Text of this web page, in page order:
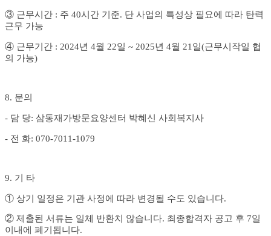
③ 근무시간 : 주 40시간 기준. 단 사업의 특성상 필요에 따라 탄력
근무 가능
④ 근무기간 : 2024년 4월 22일 ~ 2025년 4월 21 일(근무시작일 협
의 가능)
8. 문의
- 담 당: 삼동재가방문요양센터 박혜신 사회복지사
- 전 화: 070-7011-1079
9. 기 타
① 상기 일정은 기관 사정에 따라 변경될 수도 있습니다.
② 제출된 서류는 일체 반환치 않습니다. 최종합격자 공고 후 7일
이내에 폐기됩니다.